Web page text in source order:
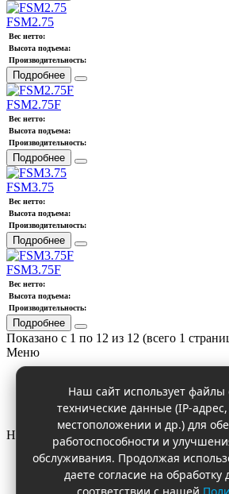
FSM2.75
Вес нетто:
Высота подъема:
Производительность:
Подробнее
FSM2.75F
Вес нетто:
Высота подъема:
Производительность:
Подробнее
FSM3.75
Вес нетто:
Высота подъема:
Производительность:
Подробнее
FSM3.75F
Вес нетто:
Высота подъема:
Производительность:
Подробнее
Показано с 1 по 12 из 12 (всего 1
Меню
Ремонт насосного оборудования
Документация
Наши контакты
+7 495 320 01 15
info@multipump.ru
Наш сайт использует файлы
технические данные (IP-
местоположении и др.) для
работоспособности и
обслуживания. Продолжая
даете согласие на обработку